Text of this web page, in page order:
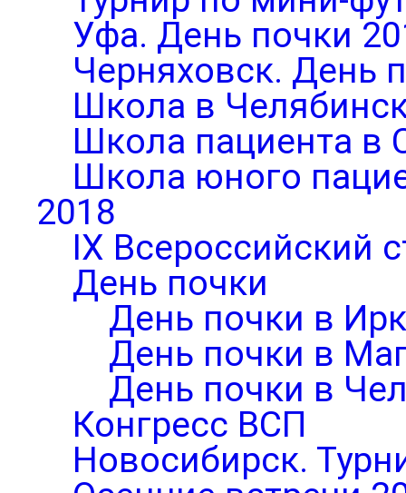
Уфа. День почки
Черняховск. День
Школа в
Школа пациента в
Школа юного
2018
IX Всероссийский
День почки
День почки в
День почки в
День почки в
Конгресс ВСП
Новосибирск.